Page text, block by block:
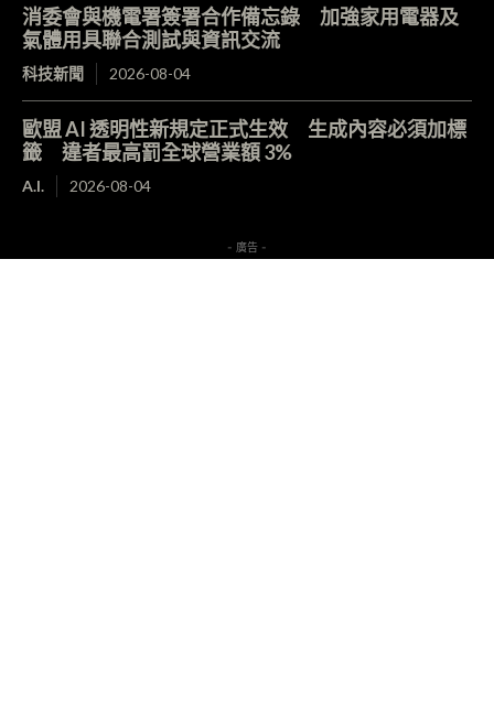
消委會與機電署簽署合作備忘錄 加強家用電器及
氣體用具聯合測試與資訊交流
科技新聞 2026-08-04
歐盟 AI 透明性新規定正式生效 生成內容必須加標
籤 違者最高罰全球營業額 3%
A.I. 2026-08-04
- 廣告 -